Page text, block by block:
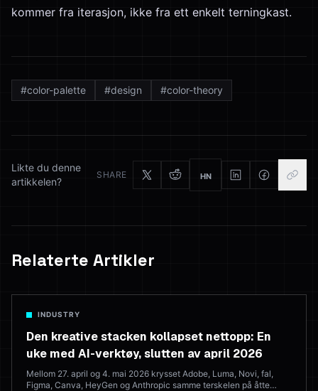
kommer fra iterasjon, ikke fra ett enkelt terningkast.
#color-palette #design #color-theory
Likte du denne
artikkelen?
SHARE HN
Relaterte Artikler
INDUSTRY
Den kreative stacken kollapset nettopp: En
uke med AI-verktøy, slutten av april 2026
Mellom 27. april og 4. mai 2026 krysset Adobe, Luma, Novi, fal,
Figma, Canva, HeyGen og Anthropic samme terskelen på åtte